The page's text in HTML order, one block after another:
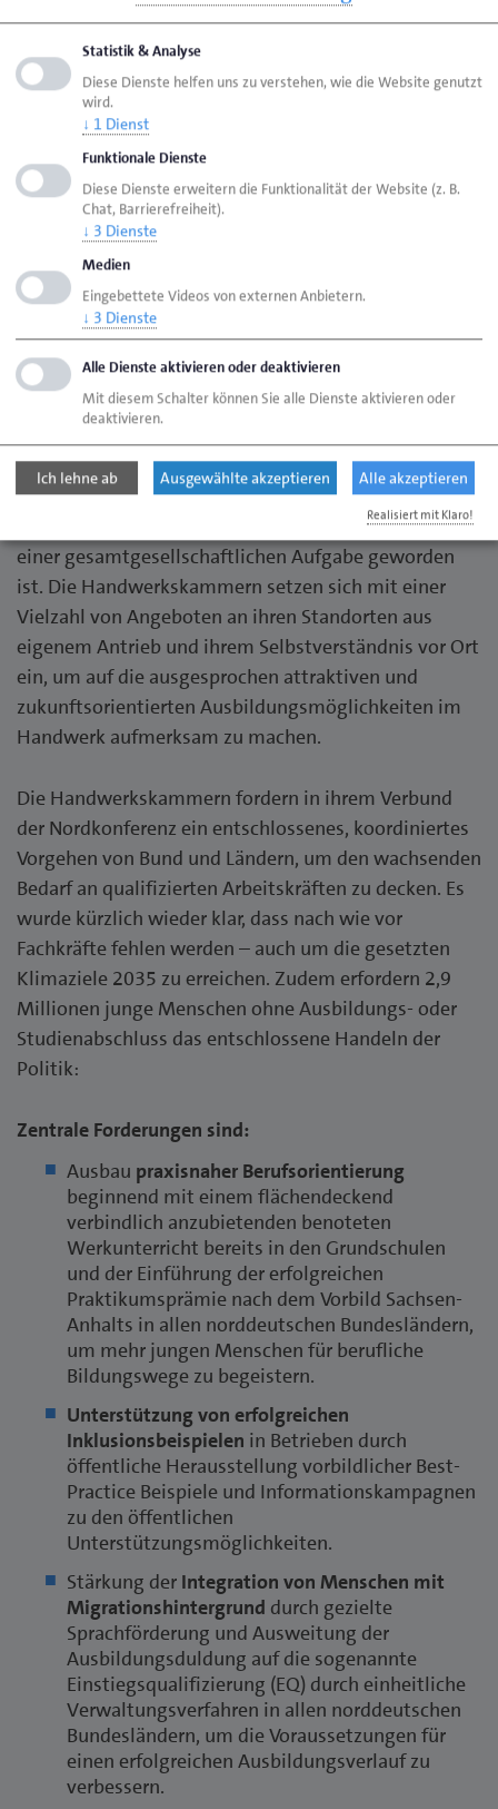
Studienzweiflern sowie -aussteigerinnen und -
aussteigernfür einen Neustart in einen
beruflichen Bildungsweg zeige neue
Perspektiven für beide Seite auf, so Dr. Tobias
Roeder (LHN). Er machte deutlich, dass diese
Neuausrichtung neue Anforderungen an die
Studienberatung in den Hochschulen stellt.
Schließlich erörterte Katja Mikus (HWK
Hannover), wie gezielte Maßnahmen auf
Kammerebene die Ansprache und Bindung von
Frauenin handwerklichen Berufen verbessern
können. Dabei stellte sie jedoch grundsätzlich
klar, dass die Kinderbetreuung gerade für junge
Frauen einen maßgeblichen Rahmenfaktor
darstellt.
Die Nordkonferenz betont, dass die
Fachkräftesicherung im Handwerk vor dem
Hintergrund der anstehenden Herausforderungen zu
einer gesamtgesellschaftlichen Aufgabe geworden
ist. Die Handwerkskammern setzen sich mit einer
Vielzahl von Angeboten an ihren Standorten aus
eigenem Antrieb und ihrem Selbstverständnis vor Ort
ein, um auf die ausgesprochen attraktiven und
zukunftsorientierten Ausbildungsmöglichkeiten im
Handwerk aufmerksam zu machen.
Die Handwerkskammern fordern in ihrem Verbund
der Nordkonferenz ein entschlossenes, koordiniertes
Vorgehen von Bund und Ländern, um den wachsenden
Bedarf an qualifizierten Arbeitskräften zu decken. Es
wurde kürzlich wieder klar, dass nach wie vor
Fachkräfte fehlen werden – auch um die gesetzten
Klimaziele 2035 zu erreichen. Zudem erfordern 2,9
Millionen junge Menschen ohne Ausbildungs- oder
Studienabschluss das entschlossene Handeln der
Politik:
Zentrale Forderungen sind:
Ausbau praxisnaher Berufsorientierung
beginnend mit einem flächendeckend
verbindlich anzubietenden benoteten
Werkunterricht bereits in den Grundschulen
und der Einführung der erfolgreichen
Praktikumsprämie nach dem Vorbild Sachsen-
Anhalts in allen norddeutschen Bundesländern,
um mehr jungen Menschen für berufliche
Bildungswege zu begeistern.
Unterstützung von erfolgreichen
Inklusionsbeispielen in Betrieben durch
öffentliche Herausstellung vorbildlicher Best-
Practice Beispiele und Informationskampagnen
zu den öffentlichen
Unterstützungsmöglichkeiten.
Stärkung der Integration von Menschen mit
Migrationshintergrund durch gezielte
Sprachförderung und Ausweitung der
Ausbildungsduldung auf die sogenannte
Einstiegsqualifizierung (EQ) durch einheitliche
Verwaltungsverfahren in allen norddeutschen
Bundesländern, um die Voraussetzungen für
einen erfolgreichen Ausbildungsverlauf zu
verbessern.
Statistik & Analyse
Diese Dienste helfen uns zu verstehen, wie die Website genutzt
wird.
↓ 1 Dienst
Funktionale Dienste
Diese Dienste erweitern die Funktionalität der Website (z. B.
Chat, Barrierefreiheit).
↓ 3 Dienste
Medien
Eingebettete Videos von externen Anbietern.
↓ 3 Dienste
Alle Dienste aktivieren oder deaktivieren
Mit diesem Schalter können Sie alle Dienste aktivieren oder
deaktivieren.
Ich lehne ab Ausgewählte akzeptieren Alle akzeptieren
Realisiert mit Klaro!